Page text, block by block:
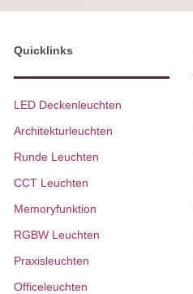
Quicklinks
LED Deckenleuchten
Architekturleuchten
Runde Leuchten
CCT Leuchten
Memoryfunktion
RGBW Leuchten
Praxisleuchten
Officeleuchten